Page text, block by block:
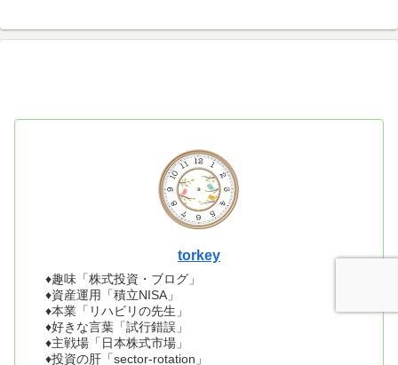
torkey
♦趣味「株式投資・ブログ」
♦資産運用「積立NISA」
♦本業「リハビリの先生」
♦好きな言葉「試行錯誤」
♦主戦場「日本株式市場」
♦投資の肝「sector-rotation」